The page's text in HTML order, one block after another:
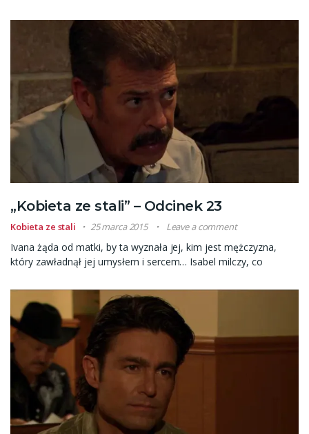
„Kobieta ze stali” – Odcinek 23
Kobieta ze stali 25 marca 2015 Leave a comment
Ivana żąda od matki, by ta wyznała jej, kim jest mężczyzna,
który zawładnął jej umysłem i sercem… Isabel milczy, co